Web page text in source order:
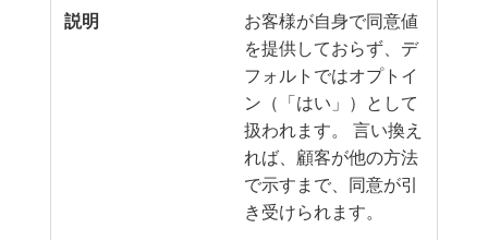
お客様が自身で同意値
を提供しておらず、デ
フォルトではオプトイ
ン（「はい」）として
扱われます。 言い換え
れば、顧客が他の方法
で示すまで、同意が引
き受けられます。